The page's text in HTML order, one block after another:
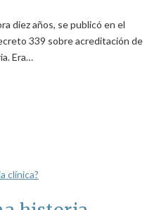
diez años, se publicó en el
339 sobre acreditación de
Era…